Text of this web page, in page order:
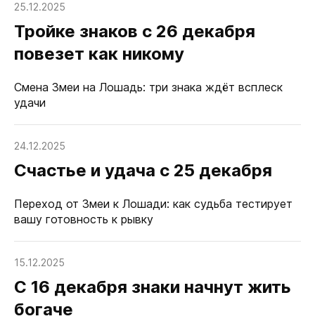
25.12.2025
Тройке знаков с 26 декабря
повезет как никому
Смена Змеи на Лошадь: три знака ждёт всплеск
удачи
24.12.2025
Счастье и удача с 25 декабря
Переход от Змеи к Лошади: как судьба тестирует
вашу готовность к рывку
15.12.2025
С 16 декабря знаки начнут жить
богаче